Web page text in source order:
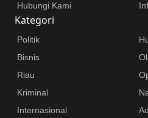
Hubungi Kami
Kategori
Politik
Bisnis
Riau
Kriminal
Internasional